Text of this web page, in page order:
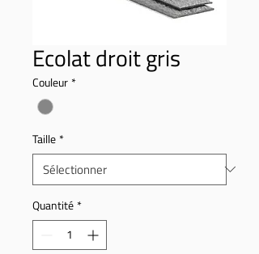
Ecolat droit gris
Couleur*
Taille*
Quantité*